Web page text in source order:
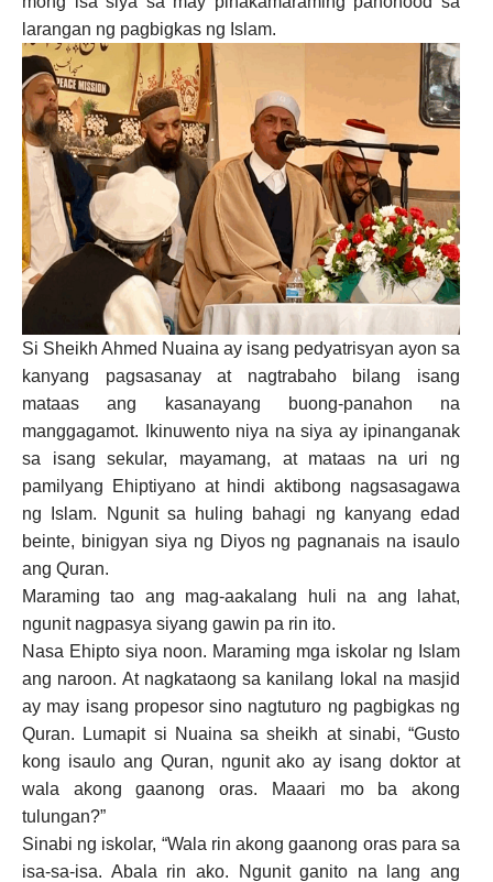
larangan ng pagbigkas ng Islam.
Si Sheikh Ahmed Nuaina ay isang pedyatrisyan ayon sa
kanyang pagsasanay at nagtrabaho bilang isang
mataas ang kasanayang buong-panahon na
manggagamot. Ikinuwento niya na siya ay ipinanganak
sa isang sekular, mayamang, at mataas na uri ng
pamilyang Ehiptiyano at hindi aktibong nagsasagawa
ng Islam. Ngunit sa huling bahagi ng kanyang edad
beinte, binigyan siya ng Diyos ng pagnanais na isaulo
ang Quran.
Maraming tao ang mag-aakalang huli na ang lahat,
ngunit nagpasya siyang gawin pa rin ito.
Nasa Ehipto siya noon. Maraming mga iskolar ng Islam
ang naroon. At nagkataong sa kanilang lokal na masjid
ay may isang propesor sino nagtuturo ng pagbigkas ng
Quran. Lumapit si Nuaina sa sheikh at sinabi, “Gusto
kong isaulo ang Quran, ngunit ako ay isang doktor at
wala akong gaanong oras. Maaari mo ba akong
tulungan?”
Sinabi ng iskolar, “Wala rin akong gaanong oras para sa
isa-sa-isa. Abala rin ako. Ngunit ganito na lang ang